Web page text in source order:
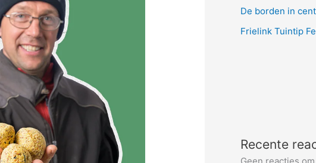
De borden in
Frielink Tuintip
Recente